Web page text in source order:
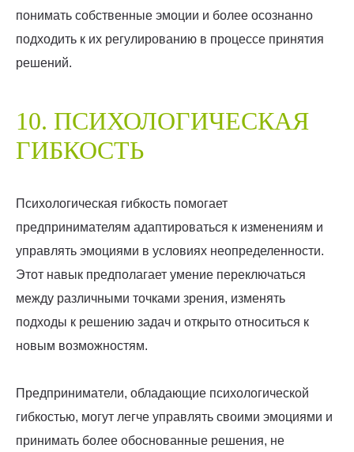
понимать собственные эмоции и более осознанно
подходить к их регулированию в процессе принятия
решений.
10. ПСИХОЛОГИЧЕСКАЯ
ГИБКОСТЬ
Психологическая гибкость помогает
предпринимателям адаптироваться к изменениям и
управлять эмоциями в условиях неопределенности.
Этот навык предполагает умение переключаться
между различными точками зрения, изменять
подходы к решению задач и открыто относиться к
новым возможностям.
Предприниматели, обладающие психологической
гибкостью, могут легче управлять своими эмоциями и
принимать более обоснованные решения, не